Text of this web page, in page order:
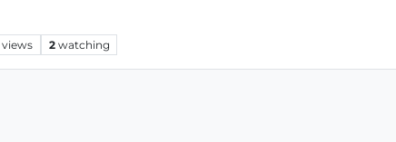
views 2 watching